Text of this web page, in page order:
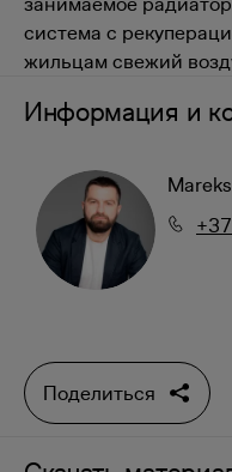
система с
жильцам свежий
Информация и
Поделиться